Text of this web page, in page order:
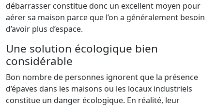
débarrasser constitue donc un excellent moyen pour
aérer sa maison parce que l’on a généralement besoin
d’avoir plus d’espace.
Une solution écologique bien
considérable
Bon nombre de personnes ignorent que la présence
d’épaves dans les maisons ou les locaux industriels
constitue un danger écologique. En réalité, leur